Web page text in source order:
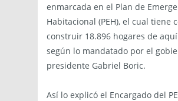
enmarcada en el Plan de
Habitacional (PEH), el cual tiene
construir 18.896 hogares de
según lo mandatado por el
presidente Gabriel Boric.
Así lo explicó el Encargado del